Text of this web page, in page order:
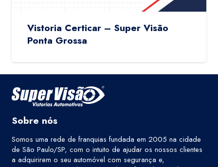
Vistoria Certicar – Super Visão
Ponta Grossa
Sobre nós
Somos uma rede de franquias fundada em 2005 na cidade
de São Paulo/SP, com o intuito de ajudar os nossos clientes
a adquirirem o seu automóvel com segurança e,